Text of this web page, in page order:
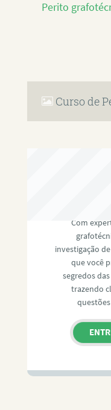
Perito
Curso de
Com
investigação
que você
segredos
trazendo